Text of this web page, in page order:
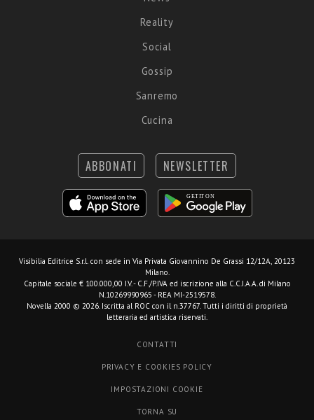
Reality
Social
Gossip
Sanremo
Cucina
ABBONATI NEWSLETTER
Visibilia Editrice S.r.l. con sede in Via Privata Giovannino De Grassi 12/12A, 20123
Milano.
Capitale sociale € 100.000,00 I.V. - C.F./P.IVA ed iscrizione alla C.C.I.A.A. di Milano
N.10269990965 - REA MI-2519578.
Novella 2000 © 2026. Iscritta al ROC con il n.37767. Tutti i diritti di proprietà
letteraria ed artistica riservati.
CONTATTI
PRIVACY E COOKIES POLICY
IMPOSTAZIONI COOKIE
TORNA SU